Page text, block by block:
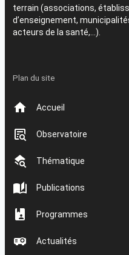
terrain (associations,
d’enseignement,
acteurs de la santé,…).
Plan du site
Accueil
Observatoire
Thématique
Publications
Programmes
Actualités